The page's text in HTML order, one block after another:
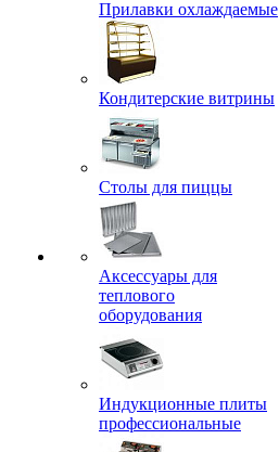
Прилавки охлаждаемые
Кондитерские витрины
Столы для пиццы
Аксессуары для
теплового
оборудования
Индукционные плиты
профессиональные